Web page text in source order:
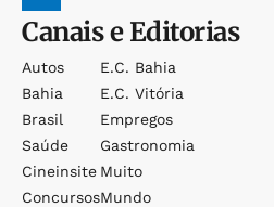
Canais e Editorias
Autos
Bahia
Brasil
Saúde
Cineinsite
Concursos
E.c. Bahia
E.c. Vitória
Empregos
Gastronomia
Muito
Mundo